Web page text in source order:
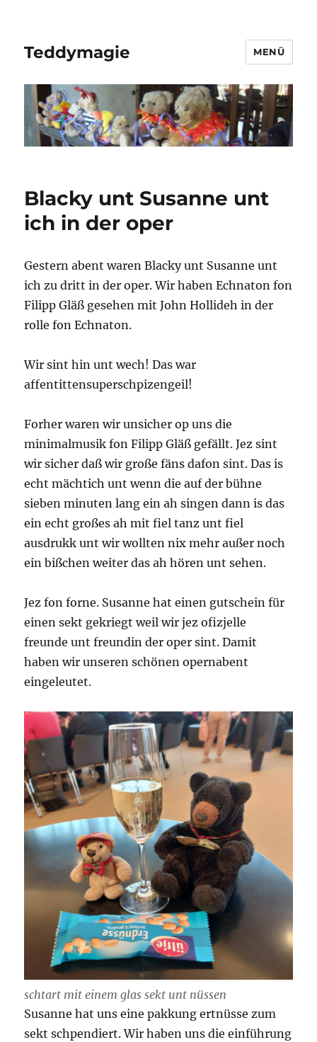
Teddymagie MENÜ
Blacky unt Susanne unt
ich in der oper
Gestern abent waren Blacky unt Susanne unt
ich zu dritt in der oper. Wir haben Echnaton fon
Filipp Gläß gesehen mit John Hollideh in der
rolle fon Echnaton.
Wir sint hin unt wech! Das war
affentittensuperschpizengeil!
Forher waren wir unsicher op uns die
minimalmusik fon Filipp Gläß gefällt. Jez sint
wir sicher daß wir große fäns dafon sint. Das is
echt mächtich unt wenn die auf der bühne
sieben minuten lang ein ah singen dann is das
ein echt großes ah mit fiel tanz unt fiel
ausdrukk unt wir wollten nix mehr außer noch
ein bißchen weiter das ah hören unt sehen.
Jez fon forne. Susanne hat einen gutschein für
einen sekt gekriegt weil wir jez ofizjelle
freunde unt freundin der oper sint. Damit
haben wir unseren schönen opernabent
eingeleutet.
schtart mit einem glas sekt unt nüssen
Susanne hat uns eine pakkung ertnüsse zum
sekt schpendiert. Wir haben uns die einführung